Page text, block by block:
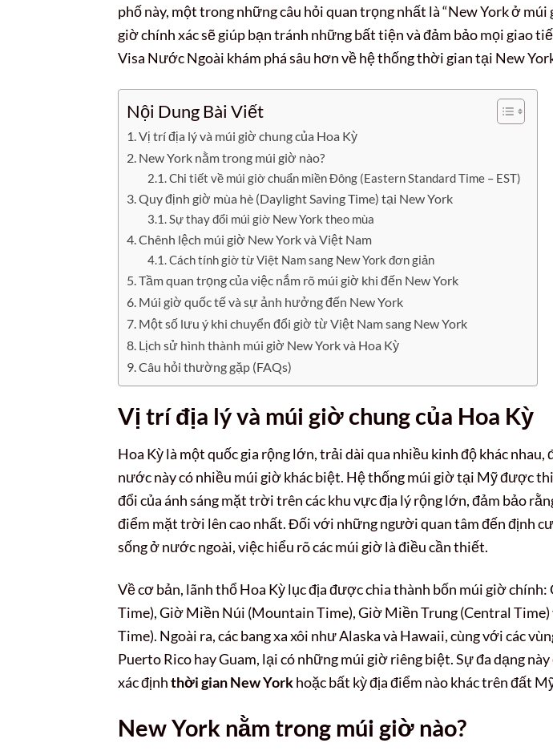
phố này, một trong những câu hỏi quan trọng nhất là “New York ở múi
giờ chính xác sẽ giúp bạn tránh những bất tiện và đảm bảo mọi giao
Visa Nước Ngoài khám phá sâu hơn về hệ thống thời gian tại New
Nội Dung Bài Viết
Vị trí địa lý và múi giờ chung của Hoa Kỳ
New York nằm trong múi giờ nào?
Chi tiết về múi giờ chuẩn miền Đông (Eastern Standard Time – EST)
Quy định giờ mùa hè (Daylight Saving Time) tại New York
Sự thay đổi múi giờ New York theo mùa
Chênh lệch múi giờ New York và Việt Nam
Cách tính giờ từ Việt Nam sang New York đơn giản
Tầm quan trọng của việc nắm rõ múi giờ khi đến New York
Múi giờ quốc tế và sự ảnh hưởng đến New York
Một số lưu ý khi chuyển đổi giờ từ Việt Nam sang New York
Lịch sử hình thành múi giờ New York và Hoa Kỳ
Câu hỏi thường gặp (FAQs)
Vị trí địa lý và múi giờ chung của Hoa Kỳ
Hoa Kỳ là một quốc gia rộng lớn, trải dài qua nhiều kinh độ khác nhau,
nước này có nhiều múi giờ khác biệt. Hệ thống múi giờ tại Mỹ được
đổi của ánh sáng mặt trời trên các khu vực địa lý rộng lớn, đảm bảo
điểm mặt trời lên cao nhất. Đối với những người quan tâm đến định
sống ở nước ngoài, việc hiểu rõ các múi giờ là điều cần thiết.
Về cơ bản, lãnh thổ Hoa Kỳ lục địa được chia thành bốn múi giờ
Time), Giờ Miền Núi (Mountain Time), Giờ Miền Trung (Central
Time). Ngoài ra, các bang xa xôi như Alaska và Hawaii, cùng với các
Puerto Rico hay Guam, lại có những múi giờ riêng biệt. Sự đa dạng
xác địnhthời gian New Yorkhoặc bất kỳ địa điểm nào khác trên đất
New York nằm trong múi giờ nào?